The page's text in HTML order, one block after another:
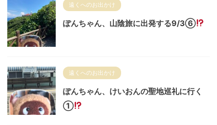
遠くへのお出かけ
ぽんちゃん、山陰旅に出発する9/3⑥
遠くへのお出かけ
ぽんちゃん、けいおんの聖地巡礼に行く
①